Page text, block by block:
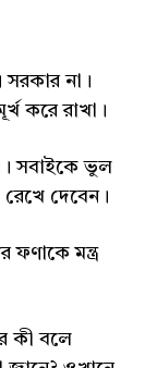
সরকার না।
করে রাখা।
সবাইকে ভুল
দেবেন।
মন্ত্র
কী বলে